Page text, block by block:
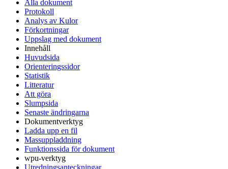
Alla dokument
Protokoll
Analys av Kulor
Förkortningar
Uppslag med dokument
Innehåll
Huvudsida
Orienteringssidor
Statistik
Litteratur
Att göra
Slumpsida
Senaste ändringarna
Dokumentverktyg
Ladda upp en fil
Massuppladdning
Funktionssida för dokument
wpu-verktyg
Utredningsanteckningar